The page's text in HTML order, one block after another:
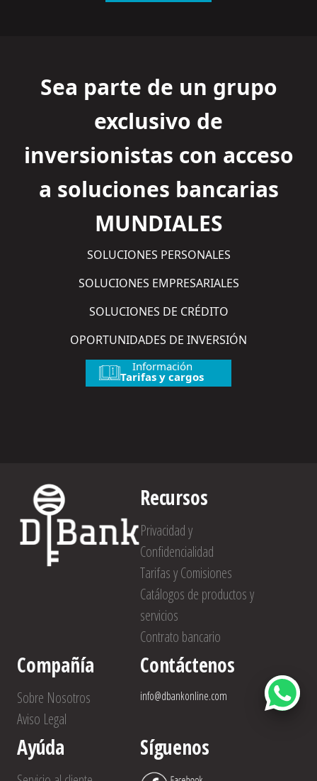
Sea parte de un grupo
exclusivo de
inversionistas con acceso
a soluciones bancarias
MUNDIALES
SOLUCIONES PERSONALES
SOLUCIONES EMPRESARIALES
SOLUCIONES DE CRÉDITO
OPORTUNIDADES DE INVERSIÓN
Información
Tarifas y cargos
Recursos
Privacidad y
Confidencialidad
Tarifas y Comisiones
Catálogos de productos y
servicios
Contrato bancario
Compañía
Sobre Nosotros
Aviso Legal
Contáctenos
info@dbankonline.com
Ayúda Síguenos